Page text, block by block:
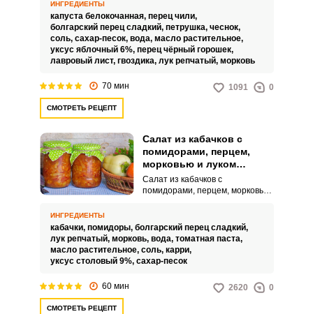
сохранить урожай летних
овощей на зиму, вместе с
витаминами и полезными
веществами, которые в них
содержатся. Такой салат
самостоятельная закуска, так и
в качестве гарнира к мясным или
ИНГРЕДИЕНТЫ
капуста белокочанная, перец чили,
болгарский перец сладкий, петрушка, чеснок,
соль, сахар-песок, вода, масло растительное,
уксус яблочный 6%, перец чёрный горошек,
лавровый лист, гвоздика, лук репчатый, морковь
70 мин 1091 0
СМОТРЕТЬ РЕЦЕПТ
Салат из кабачков с
помидорами, перцем,
морковью и луком
«Пальчики оближешь» на
зиму
Салат из кабачков с
помидорами, перцем, морковью
яркое и аппетитное угощение
для вашего стола. Такой салат
можно подавать к горячим
гарнирам, мясным, рыбным
ИНГРЕДИЕНТЫ
кабачки, помидоры, болгарский перец сладкий,
лук репчатый, морковь, вода, томатная паста,
масло растительное, соль, карри,
уксус столовый 9%, сахар-песок
60 мин 2620 0
СМОТРЕТЬ РЕЦЕПТ